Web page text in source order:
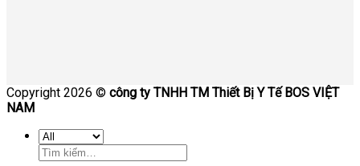
Copyright 2026 © công ty TNHH TM Thiết Bị Y Tế BOS VIỆT
NAM